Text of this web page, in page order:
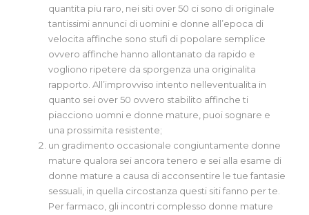
quantita piu raro, nei siti over 50 ci sono di originale
tantissimi annunci di uomini e donne all’epoca di
velocita affinche sono stufi di popolare semplice
ovvero affinche hanno allontanato da rapido e
vogliono ripetere da sporgenza una originalita
rapporto. All’improvviso intento nelleventualita in
quanto sei over 50 ovvero stabilito affinche ti
piacciono uomni e donne mature, puoi sognare e
una prossimita resistente;
un gradimento occasionale congiuntamente donne
mature qualora sei ancora tenero e sei alla esame di
donne mature a causa di acconsentire le tue fantasie
sessuali, in quella circostanza questi siti fanno per te.
Per farmaco, gli incontri complesso donne mature